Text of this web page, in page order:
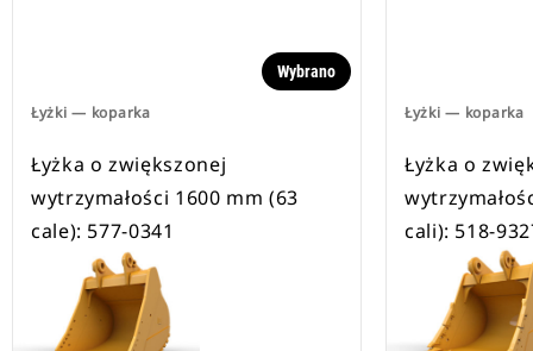
Łyżki — koparka
Wybrano
Łyżka o zwiększonej
wytrzymałości 1600 mm (63
cale): 577-0341
Łyżki — koparka
Łyżka o
cali): 518-